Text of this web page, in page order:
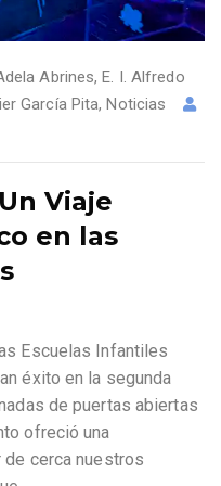
Abrines, E. I. Alfredo
García Pita, Noticias
Viaje
en las
Escuelas Infantiles
éxito en la segunda
de puertas abiertas
ofreció una
de cerca nuestros